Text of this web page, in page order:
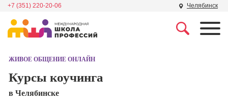
+7 (351) 220-20-06 Челябинск
Школа дизайна
ЖИВОЕ ОБЩЕНИЕ ОНЛАЙН
Курсы коучинга
в Челябинске